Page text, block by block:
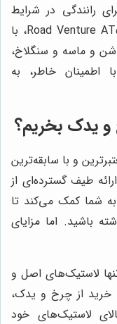
رانندگی در شرایط
سخت و ناهموار مناسب است. Road Venture AT51، با
شن و ماسه و سنگلاخ،
اطمینان خاطر، به
و یدک بخریم؟
و با سابقه‌ترین
طیف گسترده‌ای از
به شما کمک می‌کند تا
باشید. اما مزایای
لاستیک‌های اصل و
خرید از چرخ و یدک،
لاستیک‌های خود